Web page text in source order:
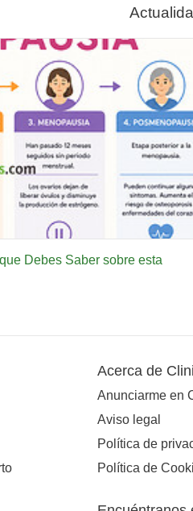
Debes Saber sobre esta
Acerca de
Anunciarme en
Aviso legal
Política de
Política de